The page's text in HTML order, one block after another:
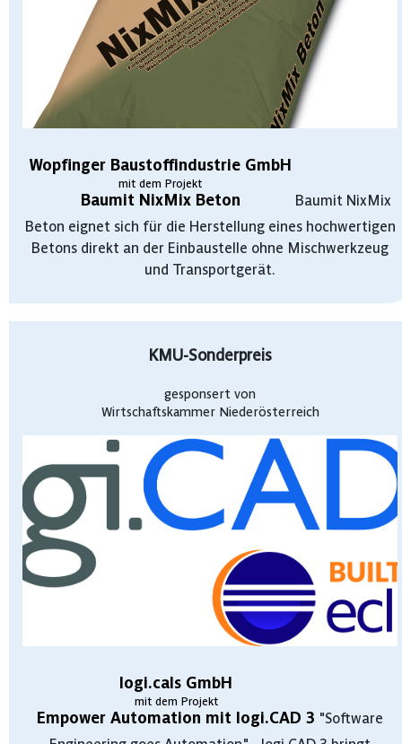
Wopfinger Baustoffindustrie GmbH
mit dem Projekt
Baumit NixMix Beton
Baumit NixMix
Beton eignet sich für die Herstellung eines hochwertigen
Betons direkt an der Einbaustelle ohne Mischwerkzeug
und Transportgerät.
KMU-Sonderpreis
gesponsert von
Wirtschaftskammer Niederösterreich
logi.cals GmbH
mit dem Projekt
Empower Automation mit logi.CAD 3 "Software